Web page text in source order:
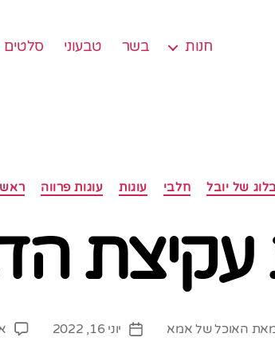
חנות בשר טבעוני סלטים
קטגוריות של יובל חלבי עוגות עוגות פרווה
עקיצת
האוכל של אמא
תאריך
יוני 16, 2022